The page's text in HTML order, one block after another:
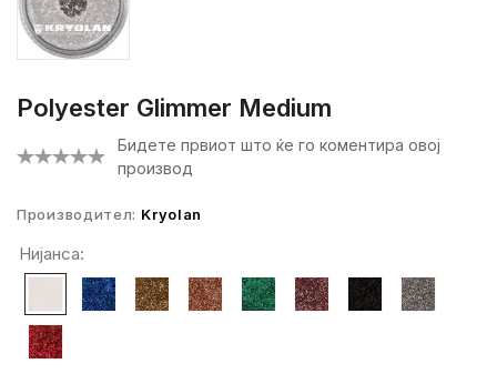
Polyester Glimmer Medium
Бидете првиот што ќе го коментира овој
производ
Производител: Kryolan
Нијанса: